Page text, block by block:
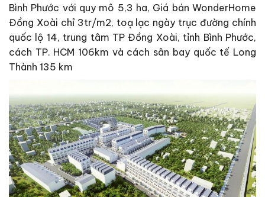
Bình Phước với quy mô 5,3 ha, Giá bán WonderHome
Đồng Xoài chỉ 3tr/m2, toạ lạc ngày trục đường chính
quốc lộ 14, trung tâm TP Đồng Xoài, tỉnh Bình Phước,
cách TP. HCM 106km và cách sân bay quốc tế Long
Thành 135 km